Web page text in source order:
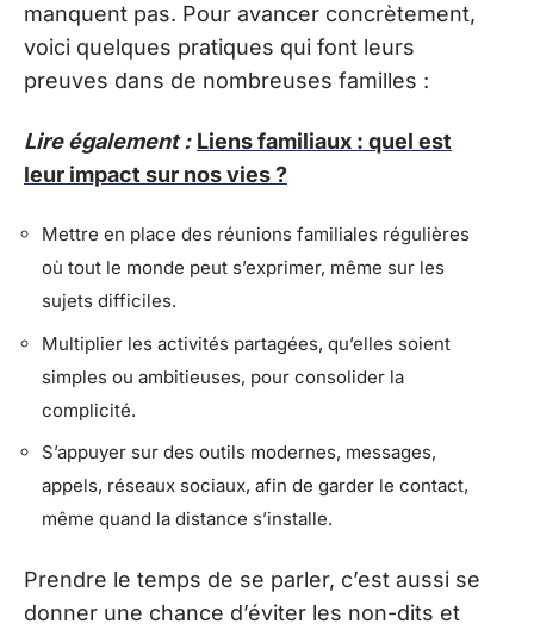
manquent pas. Pour avancer concrètement,
voici quelques pratiques qui font leurs
preuves dans de nombreuses familles :
Lire également : Liens familiaux : quel est
leur impact sur nos vies ?
Mettre en place des réunions familiales régulières
où tout le monde peut s’exprimer, même sur les
sujets difficiles.
Multiplier les activités partagées, qu’elles soient
simples ou ambitieuses, pour consolider la
complicité.
S’appuyer sur des outils modernes, messages,
appels, réseaux sociaux, afin de garder le contact,
même quand la distance s’installe.
Prendre le temps de se parler, c’est aussi se
donner une chance d’éviter les non-dits et